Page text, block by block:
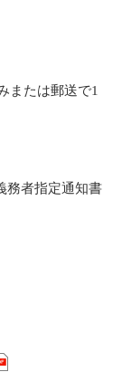
または郵送で1
務者指定通知書